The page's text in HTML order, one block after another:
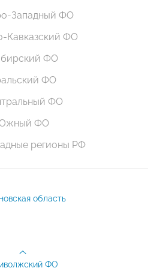
Западный ФО
Кавказский ФО
ФО
ФО
ФО
ФО
регионы РФ
область
ФО